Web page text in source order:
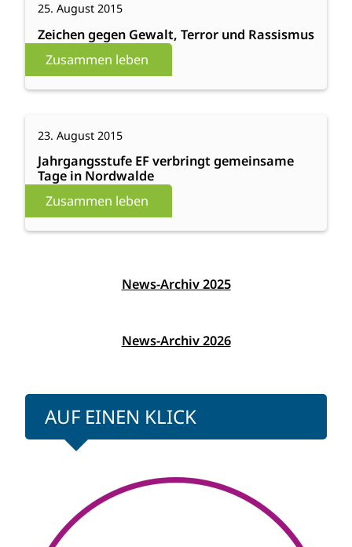
Zusammen leben
25. August 2015
Zeichen gegen Gewalt, Terror und Rassismus
Zeichen
gegen
Gewalt,
und
Zusammen leben
23. August 2015
Jahrgangsstufe EF verbringt gemeinsame
Tage in Nordwalde
Jahrgangsstufe
EF
verbringt
gemeinsame
Tage
in
News-Archiv 2025
News-Archiv 2026
AUF EINEN KLICK